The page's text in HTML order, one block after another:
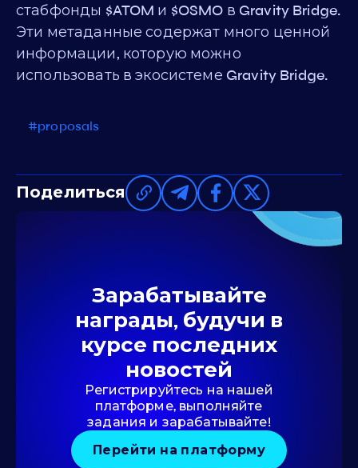
стабфонды $ATOM и $OSMO в Gravity Bridge.
Эти метаданные содержат много ценной
информации, которую можно
использовать в экосистеме Gravity Bridge.
#proposals
Поделиться
Зарабатывайте
награды, будучи в
курсе последних
новостей
Регистрируйтесь на нашей
платформе, выполняйте
задания и зарабатывайте!
Перейти на платформу